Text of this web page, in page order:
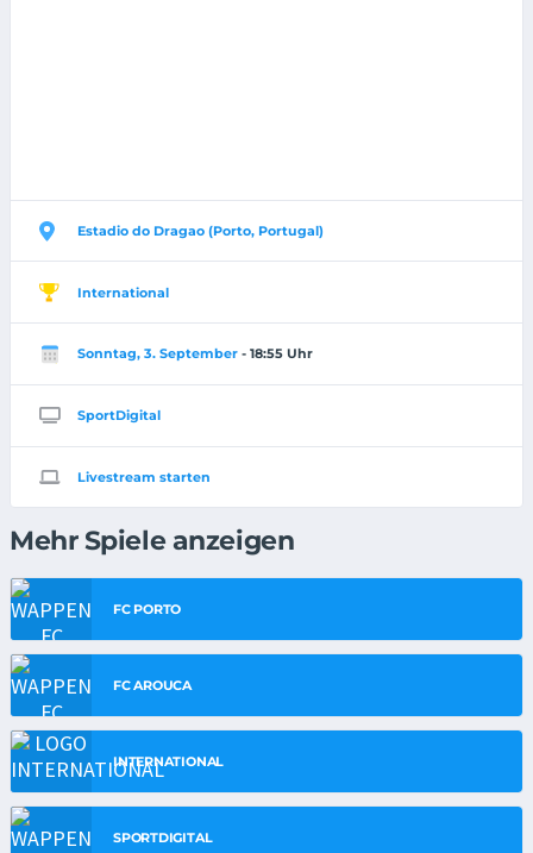
Estadio do Dragao (Porto, Portugal)
International
Sonntag, 3. September - 18:55 Uhr
SportDigital
Livestream starten
Mehr Spiele anzeigen
FC PORTO
FC AROUCA
INTERNATIONAL
SPORTDIGITAL